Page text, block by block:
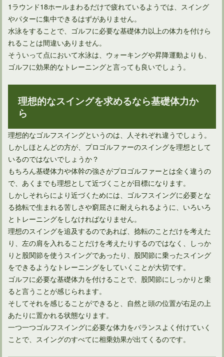
1ラウンド18ホールまわるだけで疲れているようでは、スイング
やパターに集中できるはずがありません。
水泳をすることで、ゴルフに必要な基礎体力以上の体力を付けら
れることは間違いありません。
そういって点において水泳は、ウォーキングや昇降運動よりも、
ゴルフに効果的なトレーニングと言っても良いでしょう。
理想的なスイングを求めるなら基礎体力か
ら
理想的なゴルフスイングというのは、人それぞれ違うでしょう。
しかしほとんどの方が、プロゴルファーのスイングを理想として
いるのではないでしょうか？
もちろん基礎体力や体幹の強さがプロゴルファーとは全く違うの
で、あくまでも理想として近づくことが目標になります。
しかしそれらにより近づくためには、ゴルフスイングに必要とな
る捻転で生まれる苦しさや窮屈さに耐えられるように、いろいろ
とトレーニングをしなければなりません。
理想のスイングを追及するのであれば、捻転のことだけを考えた
り、左の肩を入れることだけを考えたりするのではなく、しっか
りと股関節を使うスイングであったり、股関節に乗ったスイング
をできるようなトレーニングをしていくことが大切です。
ゴルフに必要な基礎体力を付けることで、股関節にしっかりと乗
ると言うことが感じられます。
そしてそれを感じることができると、自然と頭の位置が右足の上
あたりに置かれる状態なります。
一つ一つゴルフスイングに必要な体力をバランスよく付けていく
ことで、スイングのすべてに相乗効果が出てくるのです。